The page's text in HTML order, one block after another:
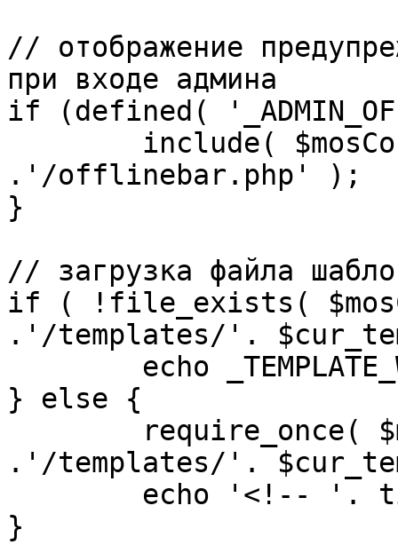
// отображение
при входе админа
if (defined(
.'/offlinebar.php' );
}
// загрузка файла
if ( !file_exists(
.'/templates/'.
} else {
.'/templates/'.
}